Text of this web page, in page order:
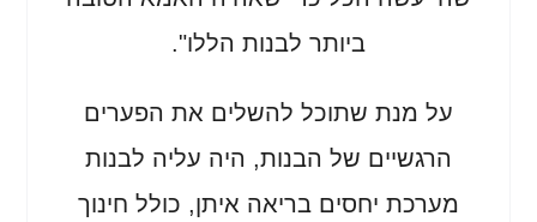
ביותר לבנות הללו".
על מנת שתוכל להשלים את הפערים
הרגשיים של הבנות, היה עליה לבנות
מערכת יחסים בריאה איתן, כולל חינוך